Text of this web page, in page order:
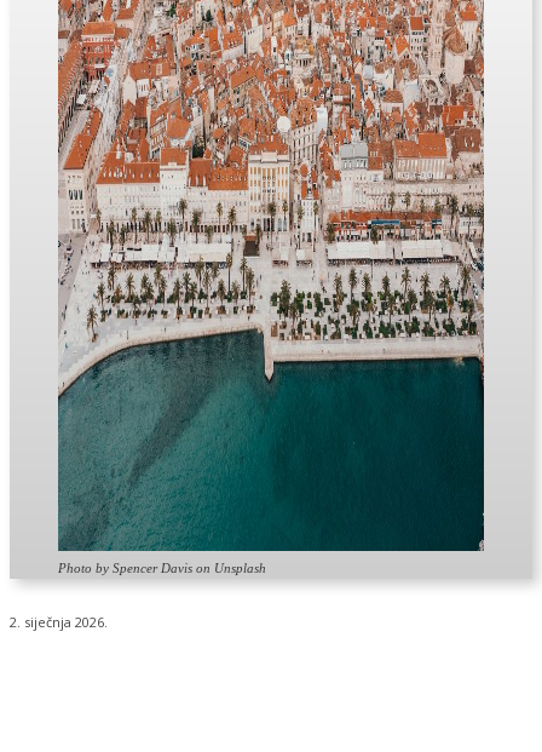
Photo by Spencer Davis on Unsplash
2. siječnja 2026.